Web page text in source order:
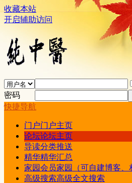
收藏本站
开启辅助访问
密码
快捷导航
门户门户主页
论坛论坛主页
导读分类推送
精华精华汇总
家园会员家园（可自建博客
高级搜索高级全文搜索